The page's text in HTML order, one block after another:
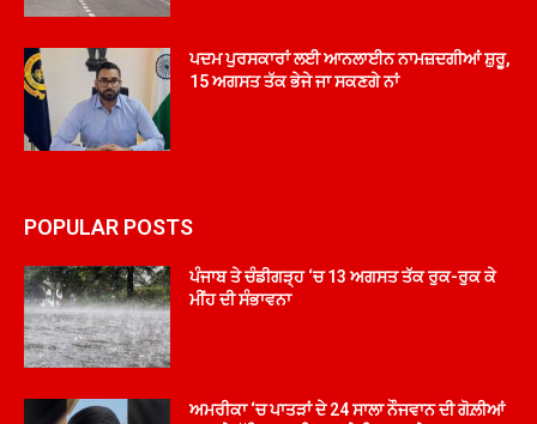
ਪਦਮ ਪੁਰਸਕਾਰਾਂ ਲਈ ਆਨਲਾਈਨ ਨਾਮਜ਼ਦਗੀਆਂ ਸ਼ੁਰੂ,
15 ਅਗਸਤ ਤੱਕ ਭੇਜੇ ਜਾ ਸਕਣਗੇ ਨਾਂ
POPULAR POSTS
ਪੰਜਾਬ ਤੇ ਚੰਡੀਗੜ੍ਹ ‘ਚ 13 ਅਗਸਤ ਤੱਕ ਰੁਕ-ਰੁਕ ਕੇ
ਮੀਂਹ ਦੀ ਸੰਭਾਵਨਾ
ਅਮਰੀਕਾ ‘ਚ ਪਾਤੜਾਂ ਦੇ 24 ਸਾਲਾ ਨੌਜਵਾਨ ਦੀ ਗੋਲ਼ੀਆਂ